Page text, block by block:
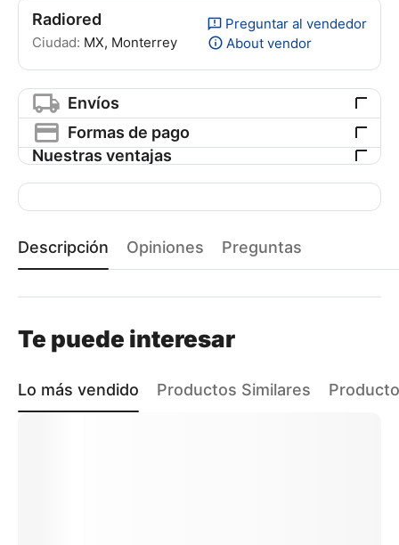
Radiored
Ciudad: MX, Monterrey
Preguntar al vendedor
About vendor
Envíos
Formas de pago
Nuestras ventajas
Descripción Opiniones Preguntas
Te puede interesar
Lo más vendido Productos Similares